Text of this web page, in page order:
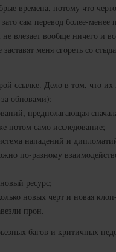
времена, потому что
сам перевод более-менее
влезает вообще ничего и
меня сгореть со
ссылке. Дело в том, что их
обновами):
предполагающая
потом само исследование;
нападений и
по-разному
ресурс;
новых черт и новая
прон.
багов и критичных